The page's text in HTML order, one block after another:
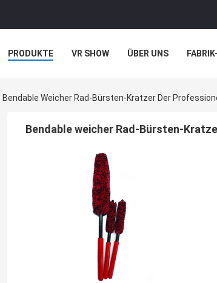
PRODUKTE VR SHOW ÜBER UNS
Bendable Weicher Rad-Bürsten-Kratzer Der
Bendable weicher Rad-Bürsten-